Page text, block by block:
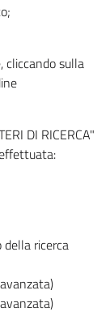
cliccando sulla
DI RICERCA"
ricerca